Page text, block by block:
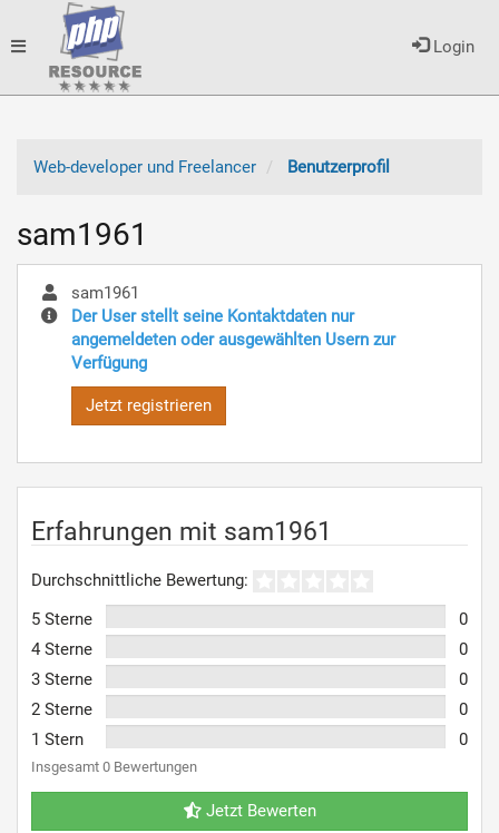
Login
Toggle
Web-developer und Freelancer
Benutzerprofil
sam1961
sam1961
Der User stellt seine Kontaktdaten nur
angemeldeten oder ausgewählten Usern zur
Verfügung
Jetzt registrieren
Erfahrungen mit sam1961
Durchschnittliche Bewertung:
5 Sterne
0
4 Sterne
0
3 Sterne
0
2 Sterne
0
1 Stern
0
Insgesamt 0 Bewertungen
Jetzt Bewerten